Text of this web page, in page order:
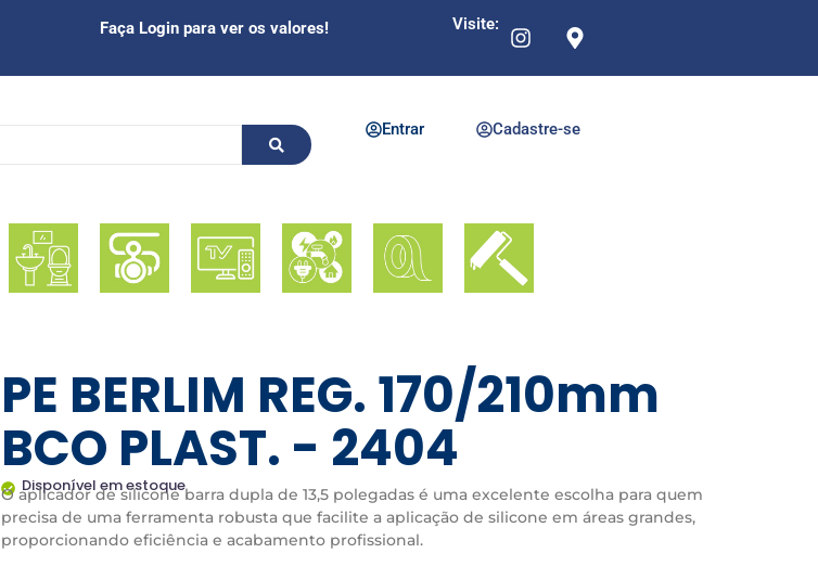
Faça Login para ver os valores! Visite:
Entrar Cadastre-se
PE BERLIM REG. 170/210mm
BCO PLAST. - 2404
Disponível em estoque
O aplicador de silicone barra dupla de 13,5 polegadas é uma excelente escolha para quem
precisa de uma ferramenta robusta que facilite a aplicação de silicone em áreas grandes,
proporcionando eficiência e acabamento profissional.